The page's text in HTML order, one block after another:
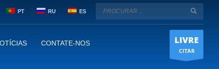
PT RU ES
CONTATE-NOS LIVRE
CITAR